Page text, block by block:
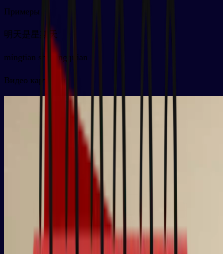
Примеры
明天是星期天
míngtiān shì xīngqītiān
Видео карточки